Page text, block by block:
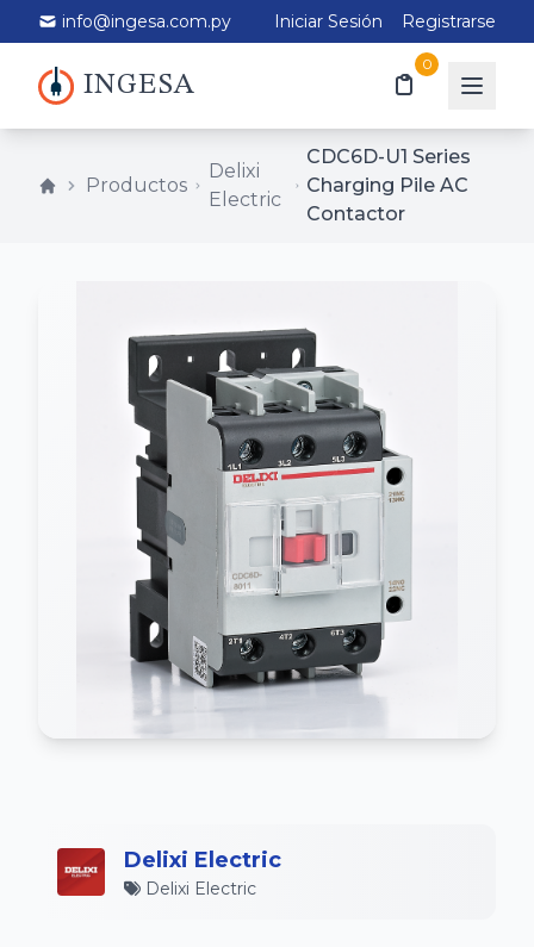
info@ingesa.com.py Iniciar Sesión Registrarse
INGESA
0
Productos
Delixi
Electric
CDC6D-U1 Series
Charging Pile AC
Contactor
Delixi Electric
Delixi Electric